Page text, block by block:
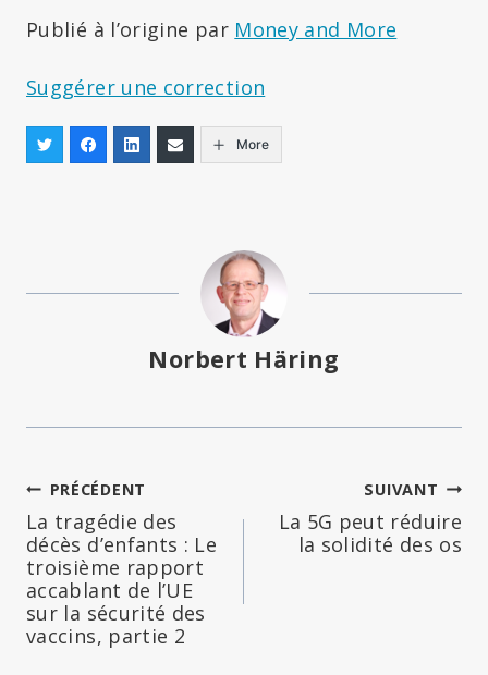
Publié à l’origine par Money and More
Suggérer une correction
More
Norbert Häring
Navigation
de
l’article
PRÉCÉDENT
La tragédie des
décès d’enfants : Le
troisième rapport
accablant de l’UE
sur la sécurité des
vaccins, partie 2
SUIVANT
La 5G peut réduire
la solidité des os